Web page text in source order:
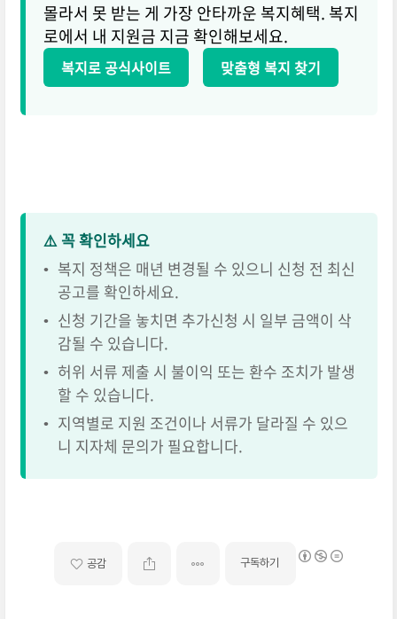
몰라서 못 받는 게 가장 안타까운 복지혜택. 복지
로에서 내 지원금 지금 확인해보세요.
복지로 공식사이트 맞춤형 복지 찾기
⚠️ 꼭 확인하세요
• 복지 정책은 매년 변경될 수 있으니 신청 전 최신
공고를 확인하세요.
• 신청 기간을 놓치면 추가신청 시 일부 금액이 삭
감될 수 있습니다.
• 허위 서류 제출 시 불이익 또는 환수 조치가 발생
할 수 있습니다.
• 지역별로 지원 조건이나 서류가 달라질 수 있으
니 지자체 문의가 필요합니다.
공감 구독하기